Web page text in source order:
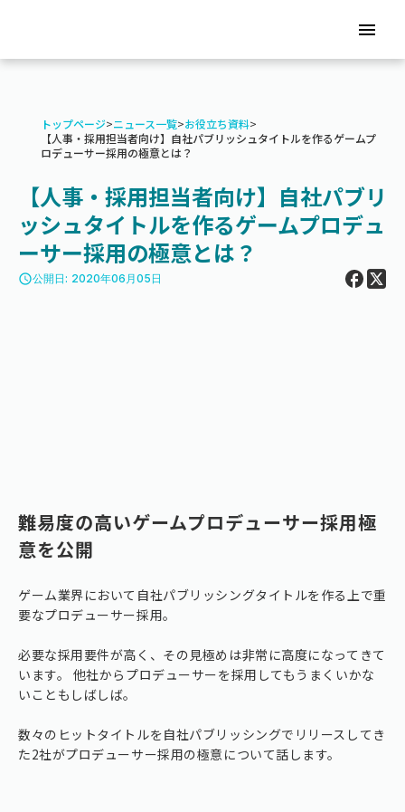
menu
トップページ>ニュース一覧>お役立ち資料>
【人事・採用担当者向け】自社パブリッシュタイトルを作るゲームプ
ロデューサー採用の極意とは？
【人事・採用担当者向け】自社パブリ
ッシュタイトルを作るゲームプロデュ
ーサー採用の極意とは？
access_time公開日: 2020年06月05日
難易度の高いゲームプロデューサー採用極
意を公開
ゲーム業界において自社パブリッシングタイトルを作る上で重
要なプロデューサー採用。
必要な採用要件が高く、その見極めは非常に高度になってきて
います。 他社からプロデューサーを採用してもうまくいかな
いこともしばしば。
数々のヒットタイトルを自社パブリッシングでリリースしてき
た2社がプロデューサー採用の極意について話します。